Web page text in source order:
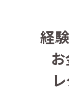
経
お